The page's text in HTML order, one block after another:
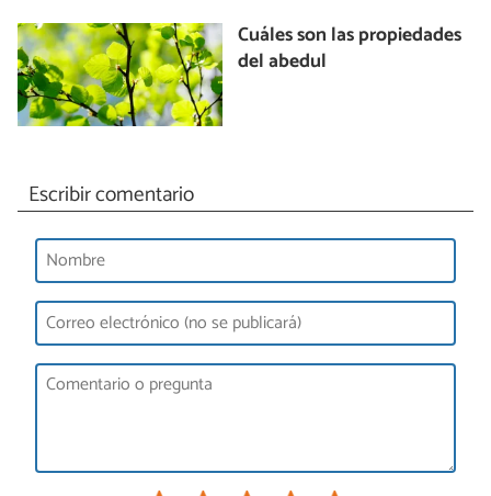
Cuáles son las propiedades
del abedul
Escribir comentario